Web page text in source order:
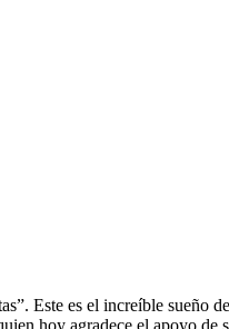
Este es el increíble sueño
hoy agradece el apoyo